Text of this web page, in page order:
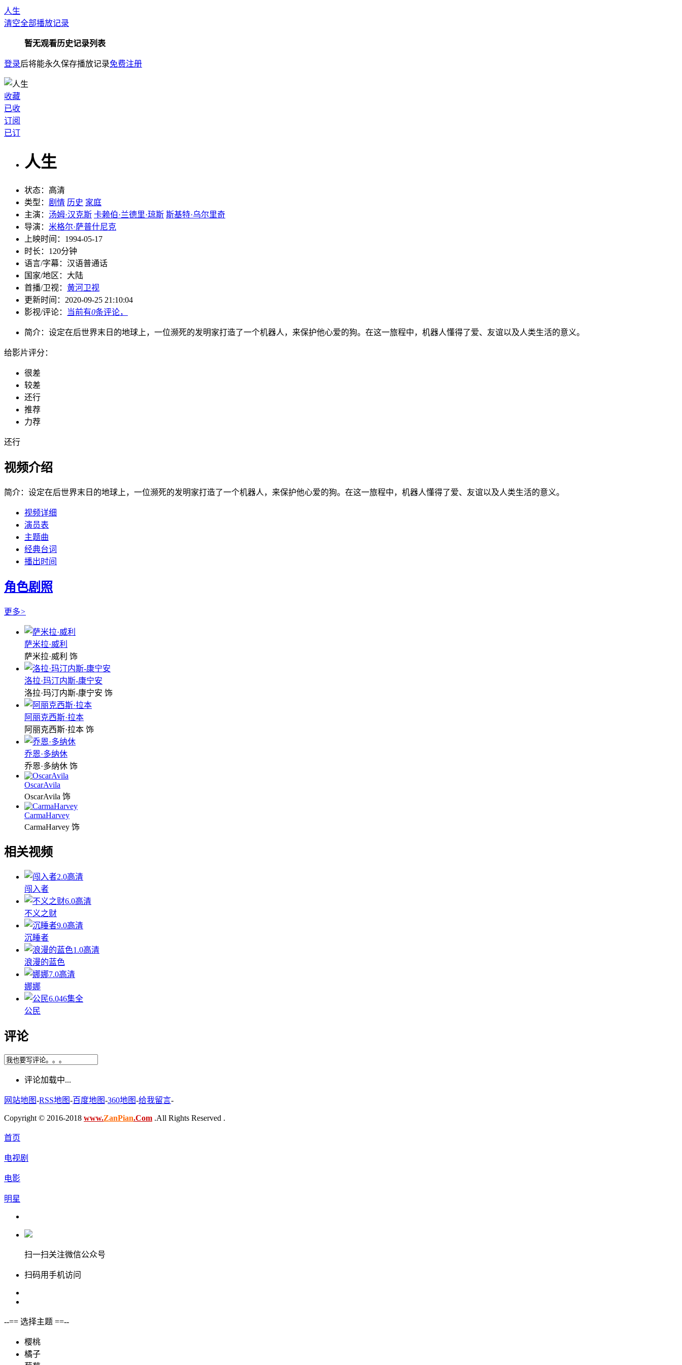
人生
清空全部播放记录
暂无观看历史记录列表
登录后将能永久保存播放记录免费注册
收藏
已收
订阅
已订
人生
状态： 高清
类型： 剧情 历史 家庭
主演： 汤姆·汉克斯 卡赖伯·兰德里·琼斯 斯基特·乌尔里奇
导演： 米格尔·萨普什尼克
上映时间： 1994-05-17
时长： 120分钟
语言/字幕： 汉语普通话
国家/地区： 大陆
首播/卫视： 黄河卫视
更新时间： 2020-09-25 21:10:04
影视/评论：
当前有0条评论，
简介： 设定在后世界末日的地球上，一位濒死的发明家打造了一个机器人，来保护他心爱的狗。在这一旅程中，机器人懂得了爱、友谊以及人类生活的意义。
给影片评分：
很差
较差
还行
推荐
力荐
还行
视频介绍
简介： 设定在后世界末日的地球上，一位濒死的发明家打造了一个机器人，来保护他心爱的狗。在这一旅程中，机器人懂得了爱、友谊以及人类生活的意义。
视频详细
演员表
主题曲
经典台词
播出时间
角色剧照
更多>
萨米拉·威利
萨米拉·威利 饰
洛拉·玛汀内斯-康宁安
洛拉·玛汀内斯-康宁安 饰
阿丽克西斯·拉本
阿丽克西斯·拉本 饰
乔恩·多纳休
乔恩·多纳休 饰
OscarAvila
OscarAvila 饰
CarmaHarvey
CarmaHarvey 饰
相关视频
2.0高清
闯入者
6.0高清
不义之财
9.0高清
沉睡者
1.0高清
浪漫的蓝色
7.0高清
娜娜
6.046集全
公民
评论
评论加载中...
网站地图-RSS地图-百度地图-360地图-给我留言-
Copyright © 2016-2018 www.ZanPian.Com .All Rights Reserved .
首页
电视剧
电影
明星
扫一扫关注微信公众号
扫码用手机访问
--== 选择主题 ==--
樱桃
橘子